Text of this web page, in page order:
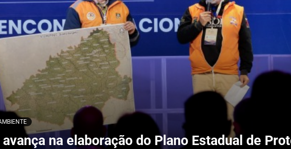
na elaboração do Plano Estadual de